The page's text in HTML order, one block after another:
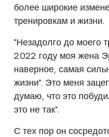
более широкие
тренировкам и жизни.
"Незадолго до моего
2022 году моя жена
наверное, самая
жизни". Это меня
думаю, что это
это не так".
С тех пор он